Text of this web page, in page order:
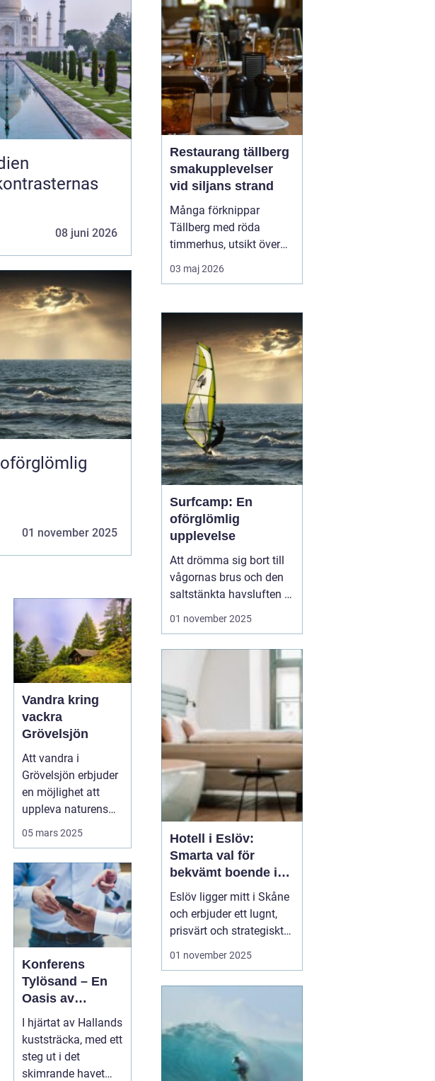
08 juni 2026
01 november 2025
Vandra kring
vackra
Grövelsjön
Att vandra i
Grövelsjön erbjuder
en möjlighet att
uppleva naturens
05 mars 2025
Konferens
Tylösand – En
Oasis av
Möjligheter
I hjärtat av Hallands
kuststräcka, med ett
steg ut i det
skimrande havet
snöklädda bergstoppar
och tropiska stränder.
Med en erfaren res...
Restaurang tällberg
smakupplevelser
vid siljans strand
Många förknippar
Tällberg med röda
timmerhus, utsikt över
Siljan och klassiska
dalatraditioner. Men byn
matdestination. Här
möts resenärer som vill
äta genuint, närodlat och
vällagat utan att tumma
på vare sig kvalitet ell...
03 maj 2026
Surfcamp: En
oförglömlig
upplevelse
Att drömma sig bort till
vågornas brus och den
saltstänkta havsluften är
en längtan många
surfcamp som ett
perfekt alternati...
01 november 2025
Hotell i Eslöv:
Smarta val för
bekvämt boende i
hjärtat av Skåne
Eslöv ligger mitt i Skåne
och erbjuder ett lugnt,
prisvärt och strategiskt
boendealternativ för
parkering ...
01 november 2025